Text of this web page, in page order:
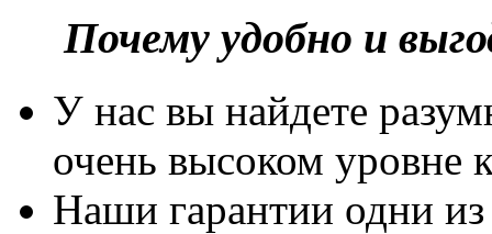
Почему удобно и
У нас вы найдете
очень высоком уровне
Наши гарантии одни